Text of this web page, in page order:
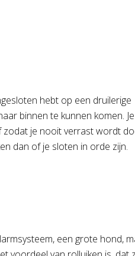
hebt op een druilerige
binnen te kunnen komen.
zodat je nooit verrast wordt
dan of je sloten in orde zijn.
een grote hond,